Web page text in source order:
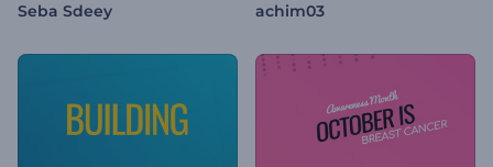
Seba Sdeey achim03